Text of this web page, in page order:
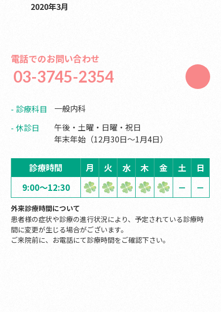
2020年3月
電話でのお問い合わせ
03-3745-2354
診療科目
一般内科
休診日
午後・土曜・日曜・祝日
年末年始（12月30日〜1月4日）
診療時間 月 火 水 木 金 土
日
9:00～12:30
－ －
外来診療時間について
患者様の症状や診療の進行状況により、予定されている診療時
間に変更が生じる場合がございます。
ご来院前に、お電話にて診療時間をご確認下さい。